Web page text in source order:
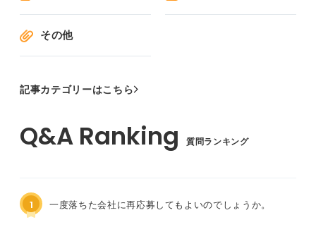
その他
記事カテゴリーはこちら
質問ランキング
1 一度落ちた会社に再応募してもよいのでしょうか。